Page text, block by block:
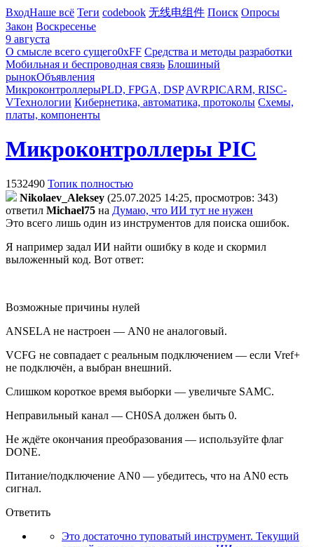
ВходНаше всё Теги codebook 无线电组件 Поиск Опросы
Закон Воскресенье
9 августа
О смысле всего сущего0xFF Средства и методы разработки
Мобильная и беспроводная связь Блошиный
рынокОбъявления
МикроконтроллерыPLD, FPGA, DSP AVRPICARM, RISC-
VТехнологии Кибернетика, автоматика, протоколы Схемы,
платы, компоненты
Микроконтроллеры PIC
1532490 Топик полностью
Nikolaev_Aleksey (25.07.2025 14:25, просмотров: 343)
ответил Michael75 на Думаю, что ИИ тут не нужен
Это всего лишь один из инструментов для поиска ошибок.
Я например задал ИИ найти ошибку в коде и скормил
выложенный код. Вот ответ:
Возможные причины нулей
ANSELA не настроен — AN0 не аналоговый.
VCFG не совпадает с реальным подключением — если Vref+
не подключён, а выбран внешний.
Слишком короткое время выборки — увеличьте SAMC.
Неправильный канал — CH0SA должен быть 0.
Не ждёте окончания преобразования — используйте флаг
DONE.
Питание/подключение AN0 — убедитесь, что на AN0 есть
сигнал.
Ответить
Это достаточно туповатый инструмент. Текущий